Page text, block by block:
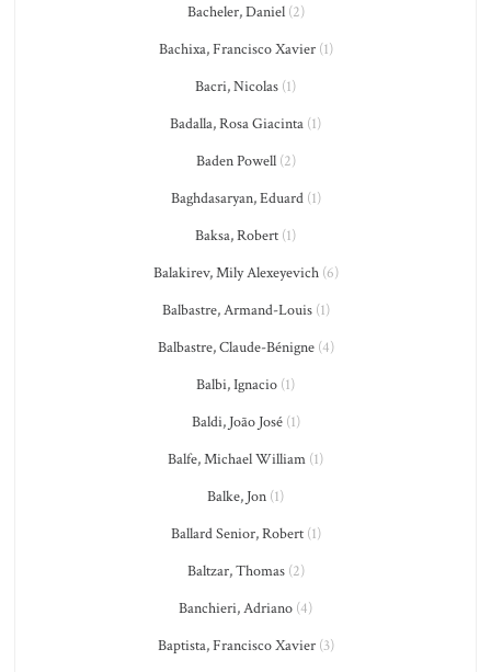
Bacheler, Daniel(2)
Bachixa, Francisco Xavier(1)
Bacri, Nicolas (1)
Badalla, Rosa Giacinta (1)
Baden Powell(2)
Baghdasaryan, Eduard(1)
Baksa, Robert (1)
Balakirev, Mily Alexeyevich(6)
Balbastre, Armand-Louis(1)
Balbastre, Claude-Bénigne(4)
Balbi, Ignacio (1)
Baldi, João José(1)
Balfe, Michael William (1)
Balke, Jon (1)
Ballard Senior, Robert(1)
Baltzar, Thomas(2)
Banchieri, Adriano (4)
Baptista, Francisco Xavier(3)